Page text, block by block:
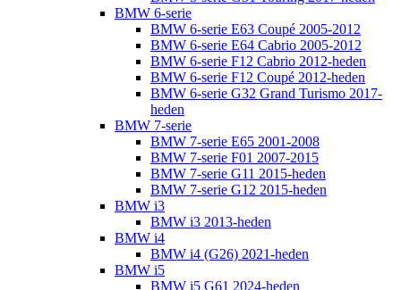
BMW 6-serie
BMW 6-serie E63 Coupé 2005-2012
BMW 6-serie E64 Cabrio 2005-2012
BMW 6-serie F12 Cabrio 2012-heden
BMW 6-serie F12 Coupé 2012-heden
BMW 6-serie G32 Grand Turismo 2017-
heden
BMW 7-serie
BMW 7-serie E65 2001-2008
BMW 7-serie F01 2007-2015
BMW 7-serie G11 2015-heden
BMW 7-serie G12 2015-heden
BMW i3
BMW i3 2013-heden
BMW i4
BMW i4 (G26) 2021-heden
BMW i5
BMW i5 G61 2024-heden